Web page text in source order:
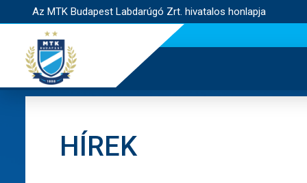
Az MTK Budapest Labdarúgó Zrt. hivatalos honlapja
HÍREK